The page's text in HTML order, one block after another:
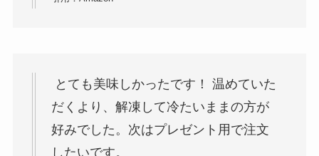
とても美味しかったです！ 温めていた
だくより、解凍して冷たいままの方が
好みでした。次はプレゼント用で注文
したいです。